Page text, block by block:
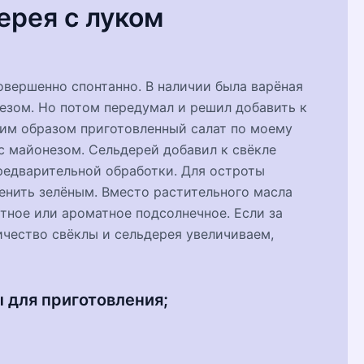
с луком
спонтанно. В наличии была варёная
Но потом передумал и решил добавить к
образом приготовленный салат по моему
майонезом. Сельдерей добавил к свёкле
обработки. Для остроты
зелёным. Вместо растительного масла
или ароматное подсолнечное. Если за
свёклы и сельдерея увеличиваем,
приготовления;